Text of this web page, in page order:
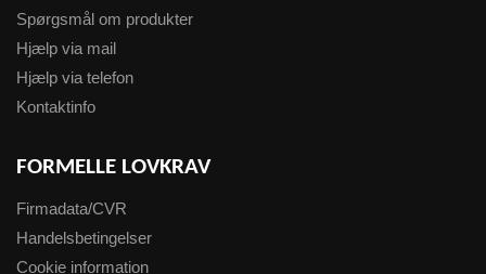
Spørgsmål om produkter
Hjælp via mail
Hjælp via telefon
Kontaktinfo
FORMELLE LOVKRAV
Firmadata/CVR
Handelsbetingelser
Cookie information